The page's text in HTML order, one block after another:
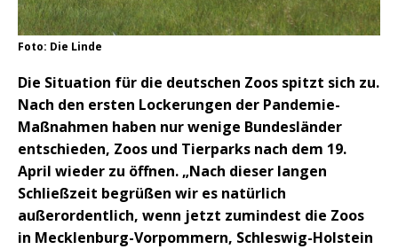
Foto: Die Linde
Die Situation für die deutschen Zoos spitzt sich zu.
Nach den ersten Lockerungen der Pandemie-
Maßnahmen haben nur wenige Bundesländer
entschieden, Zoos und Tierparks nach dem 19.
April wieder zu öffnen. „Nach dieser langen
Schließzeit begrüßen wir es natürlich
außerordentlich, wenn jetzt zumindest die Zoos
in Mecklenburg-Vorpommern, Schleswig-Holstein